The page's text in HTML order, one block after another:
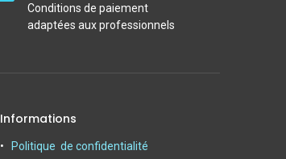
Conditions de paiement
adaptées aux professionnels
Informations
Politique de confidentialité